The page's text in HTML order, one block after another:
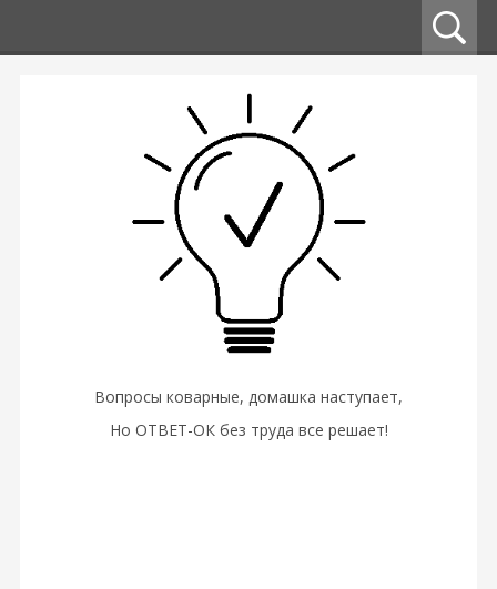
Вопросы коварные, домашка наступает,
Но ОТВЕТ-ОК без труда все решает!